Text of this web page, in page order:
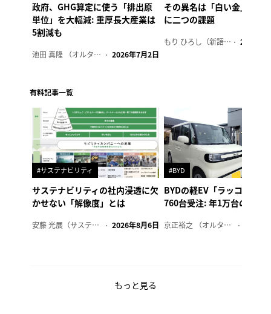
政府、GHG算定に使う「排出原
単位」を大幅減: 重厚長大産業は
5割減も
池田 真隆 （オルタナ輪番編集長） 2026年7月2日
その異名は「白い金」、リ
に二つの課題
もり ひろし（新語ウォッチャー） 2023年7
有料記事一覧
#サステナビリティ
サステナビリティの社内浸透に欠
かせない「解像度」とは
安藤 光展（サステナビリティ・コンサルタント） 2026年8月6日
#BYD
BYDの軽EV「ラッコ」、1
760台受注: 年1万台の販売
京正裕之 （オルタナ副編集長）
もっと見る